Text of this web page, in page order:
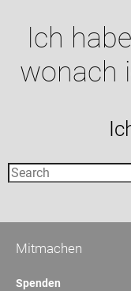
Ich
wonach
Mitmachen
Spenden